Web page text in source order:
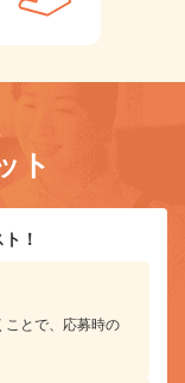
ト
！
ことで、応募時の